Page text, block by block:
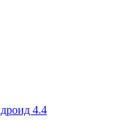
4.4